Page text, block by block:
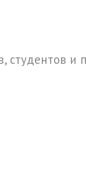
и